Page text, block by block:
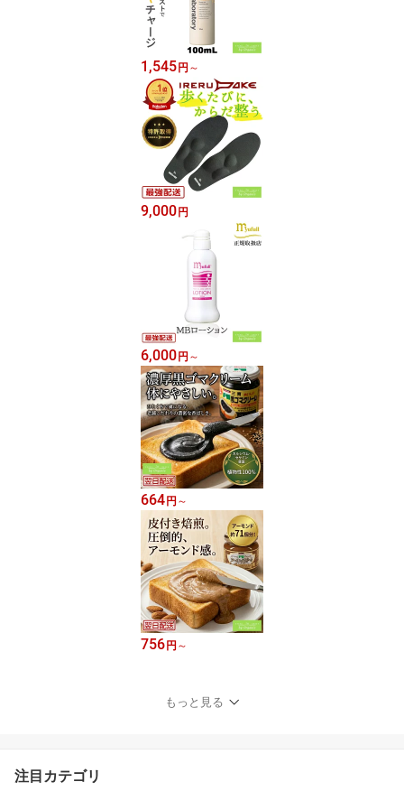
1,545 円 ～
9,000 円
6,000 円 ～
664 円 ～
756 円 ～
もっと見る
注目カテゴリ